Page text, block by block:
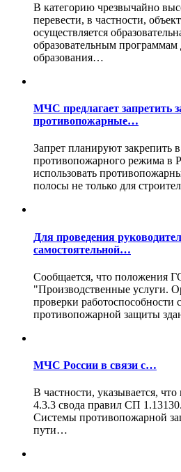
В категорию чрезвычайно
перевести, в частности,
осуществляется
образовательным
образования…
МЧС предлагает запретить
противопожарные…
Запрет планируют закрепить
противопожарного режима в
использовать
полосы не только для
Для проведения
самостоятельной…
Сообщается, что положения
"Производственные услуги.
проверки работоспособности
противопожарной защиты
МЧС России в связи с…
В частности, указывается,
4.3.3 свода правил СП
Системы противопожарной
пути…